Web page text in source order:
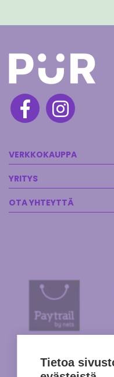
VERKKOKAUPPA
YRITYS
OTA YHTEYTTÄ
Tietoa